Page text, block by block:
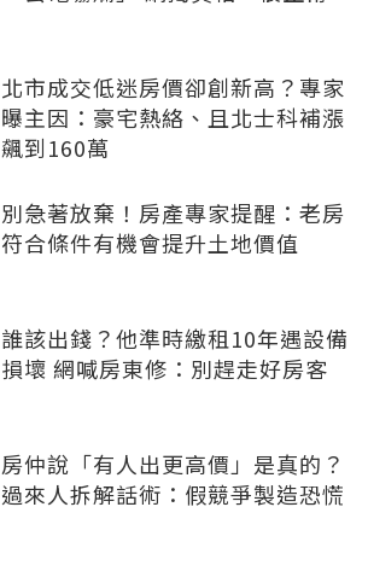
北市成交低迷房價卻創新高？專家
曝主因：豪宅熱絡、且北士科補漲
飆到160萬
別急著放棄！房產專家提醒：老房
符合條件有機會提升土地價值
誰該出錢？他準時繳租10年遇設備
損壞 網喊房東修：別趕走好房客
房仲說「有人出更高價」是真的？
過來人拆解話術：假競爭製造恐慌